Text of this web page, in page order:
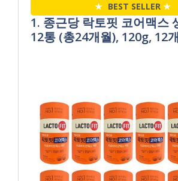
★ BEST SELLER ★
1. 종근당 락토핏 코어맥스
12통 (총24개월), 120g, 12개